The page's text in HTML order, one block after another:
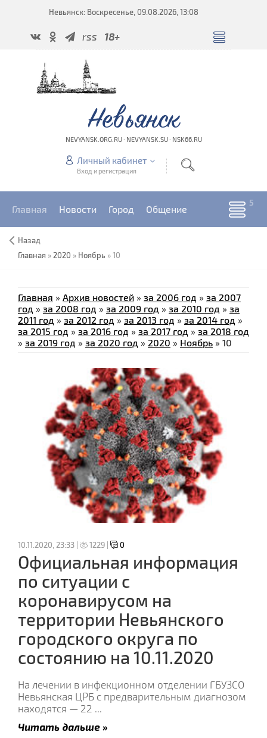
Невьянск: Воскресенье, 09.08.2026, 13:08
rss 18+
Невьянск
NEVYANSK.ORG.RU · NEVYANSK.SU · NSK66.RU
Личный кабинет
Вход и регистрация
Главная Новости Город Общение
Назад
Главная » 2020 » Ноябрь »10
Главная » Архив новостей » за 2006 год » за 2007
год » за 2008 год » за 2009 год » за 2010 год » за
2011 год » за 2012 год » за 2013 год » за 2014 год »
за 2015 год » за 2016 год » за 2017 год » за 2018 год
» за 2019 год » за 2020 год » 2020 » Ноябрь » 10
10.11.2020, 23:33 | 1229 | 0
Официальная информация
по ситуации с
коронавирусом на
территории Невьянского
городского округа по
состоянию на 10.11.2020
На лечении в инфекционном отделении ГБУЗСО
Невьянская ЦРБ с предварительным диагнозом
находятся — 22 ...
Читать дальше »